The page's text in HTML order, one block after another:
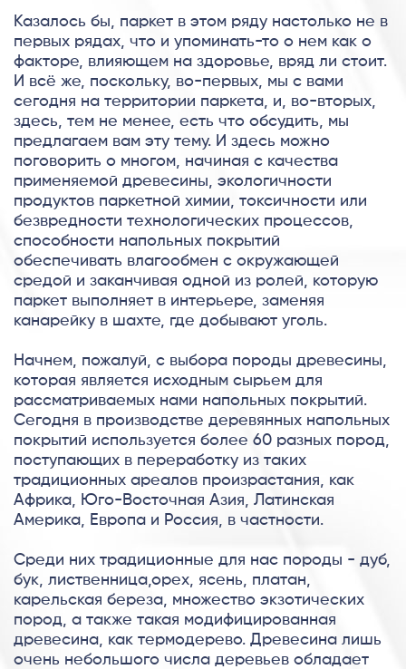
Казалось бы, паркет в этом ряду настолько не в
первых рядах, что и упоминать-то о нем как о
факторе, влияющем на здоровье, вряд ли стоит.
И всё же, поскольку, во-первых, мы с вами
сегодня на территории паркета, и, во-вторых,
здесь, тем не менее, есть что обсудить, мы
предлагаем вам эту тему. И здесь можно
поговорить о многом, начиная с качества
применяемой древесины, экологичности
продуктов паркетной химии, токсичности или
безвредности технологических процессов,
способности напольных покрытий
обеспечивать влагообмен с окружающей
средой и заканчивая одной из ролей, которую
паркет выполняет в интерьере, заменяя
канарейку в шахте, где добывают уголь.
Начнем, пожалуй, с выбора породы древесины,
которая является исходным сырьем для
рассматриваемых нами напольных покрытий.
Сегодня в производстве деревянных напольных
покрытий используется более 60 разных пород,
поступающих в переработку из таких
традиционных ареалов произрастания, как
Африка, Юго-Восточная Азия, Латинская
Америка, Европа и Россия, в частности.
Среди них традиционные для нас породы - дуб,
бук, лиственница,орех, ясень, платан,
карельская береза, множество экзотических
пород, а также такая модифицированная
древесина, как термодерево. Древесина лишь
очень небольшого числа деревьев обладает